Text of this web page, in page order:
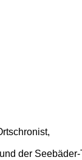
der